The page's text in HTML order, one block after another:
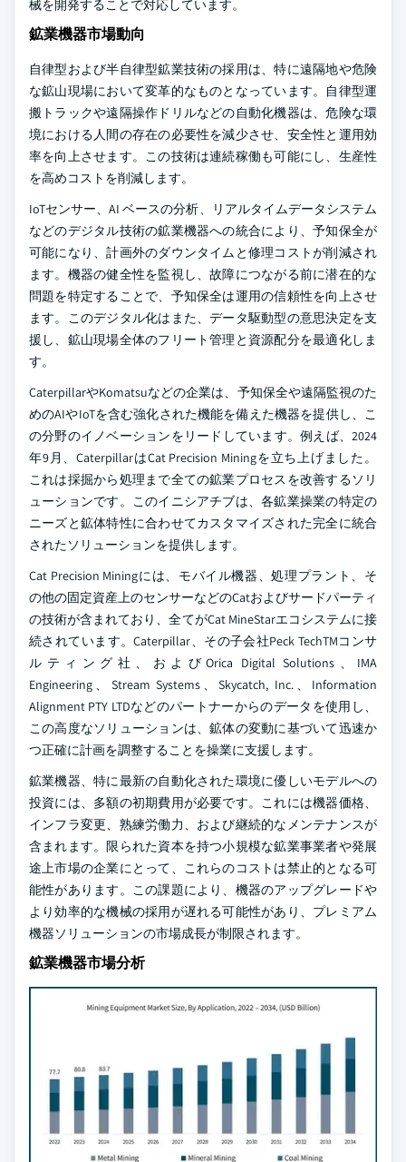
械を開発することで対応しています。
鉱業機器市場動向
自律型および半自律型鉱業技術の採用は、特に遠隔地や危険
な鉱山現場において変革的なものとなっています。自律型運
搬トラックや遠隔操作ドリルなどの自動化機器は、危険な環
境における人間の存在の必要性を減少させ、安全性と運用効
率を向上させます。この技術は連続稼働も可能にし、生産性
を高めコストを削減します。
IoTセンサー、AI ベースの分析、リアルタイムデータシステム
などのデジタル技術の鉱業機器への統合により、予知保全が
可能になり、計画外のダウンタイムと修理コストが削減され
ます。機器の健全性を監視し、故障につながる前に潜在的な
問題を特定することで、予知保全は運用の信頼性を向上させ
ます。このデジタル化はまた、データ駆動型の意思決定を支
援し、鉱山現場全体のフリート管理と資源配分を最適化しま
す。
CaterpillarやKomatsuなどの企業は、予知保全や遠隔監視のた
めのAIやIoTを含む強化された機能を備えた機器を提供し、こ
の分野のイノベーションをリードしています。例えば、2024
年9月、CaterpillarはCat Precision Miningを立ち上げました。
これは採掘から処理まで全ての鉱業プロセスを改善するソリ
ューションです。このイニシアチブは、各鉱業操業の特定の
ニーズと鉱体特性に合わせてカスタマイズされた完全に統合
されたソリューションを提供します。
Cat Precision Miningには、モバイル機器、処理プラント、そ
の他の固定資産上のセンサーなどのCatおよびサードパーティ
の技術が含まれており、全てがCat MineStarエコシステムに接
続されています。Caterpillar、その子会社Peck TechTMコンサ
ルティング社、およびOrica Digital Solutions、IMA
Engineering、Stream Systems、Skycatch, Inc.、Information
Alignment PTY LTDなどのパートナーからのデータを使用し、
この高度なソリューションは、鉱体の変動に基づいて迅速か
つ正確に計画を調整することを操業に支援します。
鉱業機器、特に最新の自動化された環境に優しいモデルへの
投資には、多額の初期費用が必要です。これには機器価格、
インフラ変更、熟練労働力、および継続的なメンテナンスが
含まれます。限られた資本を持つ小規模な鉱業事業者や発展
途上市場の企業にとって、これらのコストは禁止的となる可
能性があります。この課題により、機器のアップグレードや
より効率的な機械の採用が遅れる可能性があり、プレミアム
機器ソリューションの市場成長が制限されます。
鉱業機器市場分析